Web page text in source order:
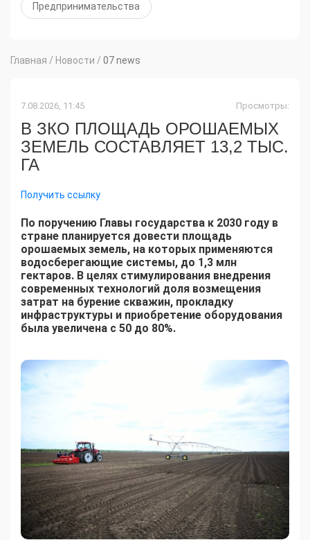
Предпринимательства
Главная / Новости / 07 news
7.08.2026, 11:45 Просмотры:
В ЗКО ПЛОЩАДЬ ОРОШАЕМЫХ
ЗЕМЕЛЬ СОСТАВЛЯЕТ 13,2 ТЫС.
ГА
Получить ссылку
По поручению Главы государства к 2030 году в
стране планируется довести площадь
орошаемых земель, на которых применяются
водосберегающие системы, до 1,3 млн
гектаров. В целях стимулирования внедрения
современных технологий доля возмещения
затрат на бурение скважин, прокладку
инфраструктуры и приобретение оборудования
была увеличена с 50 до 80%.